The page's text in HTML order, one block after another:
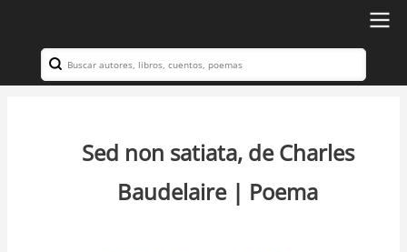
contenido
principal
Navegación
Search
Sed non satiata, de Charles
Baudelaire | Poema